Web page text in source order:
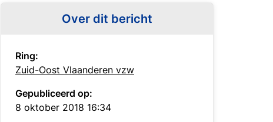
Over dit bericht
Ring:
Zuid-Oost Vlaanderen vzw
Gepubliceerd op:
8 oktober 2018 16:34